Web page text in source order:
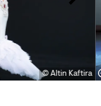
© Altin Kaftira